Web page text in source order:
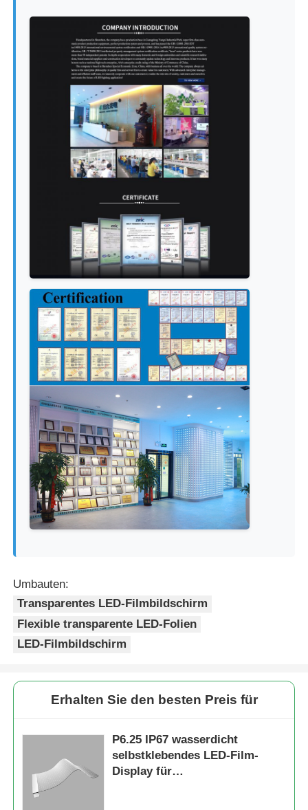
Umbauten:
Transparentes LED-Filmbildschirm
Flexible transparente LED-Folien
LED-Filmbildschirm
Erhalten Sie den besten Preis für
P6.25 IP67 wasserdicht
selbstklebendes LED-Film-
Display für